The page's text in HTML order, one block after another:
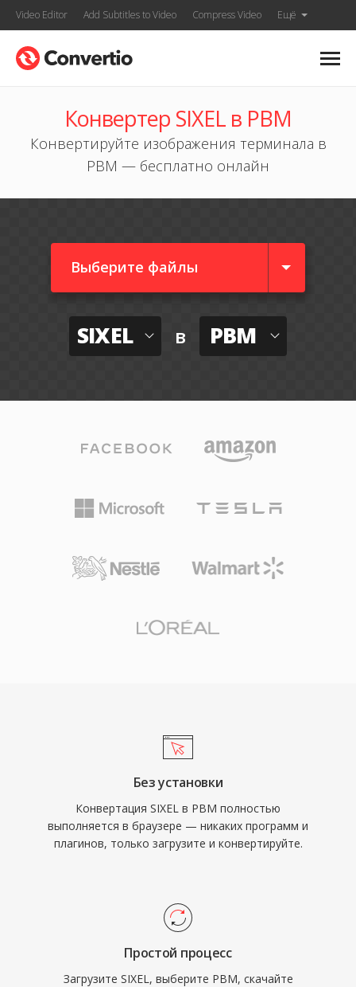
Video Editor Add Subtitles to Video Compress Video Ещё
Конвертер SIXEL в PBM
Конвертируйте изображения терминала в
PBM — бесплатно онлайн
Выберите файлы
SIXEL в PBM
Без установки
Конвертация SIXEL в PBM полностью
выполняется в браузере — никаких программ и
плагинов, только загрузите и конвертируйте.
Простой процесс
Загрузите SIXEL, выберите PBM, скачайте